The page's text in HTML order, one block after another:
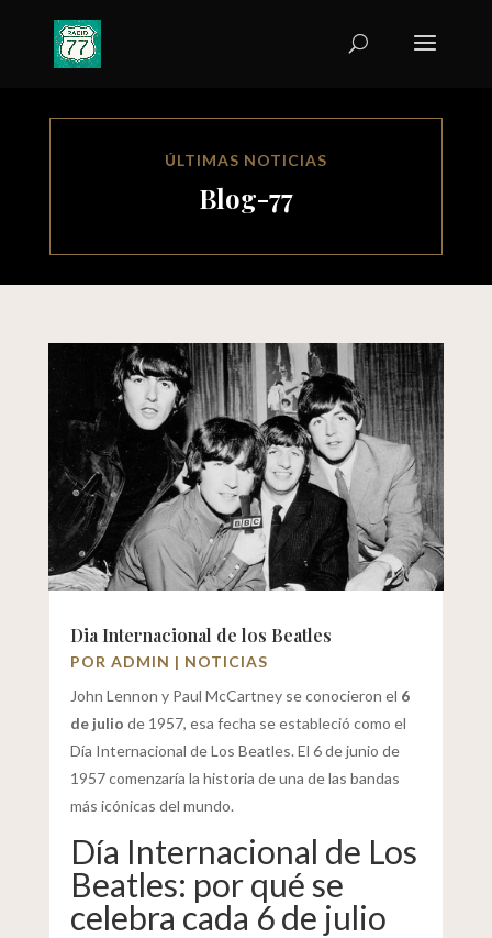
ÚLTIMAS NOTICIAS
Blog-77
Dia Internacional de los Beatles
POR ADMIN | NOTICIAS
John Lennon y Paul McCartney se conocieron el 6
de julio de 1957, esa fecha se estableció como el
Día Internacional de Los Beatles. El 6 de junio de
1957 comenzaría la historia de una de las bandas
más icónicas del mundo.
Día Internacional de Los
Beatles: por qué se
celebra cada 6 de julio